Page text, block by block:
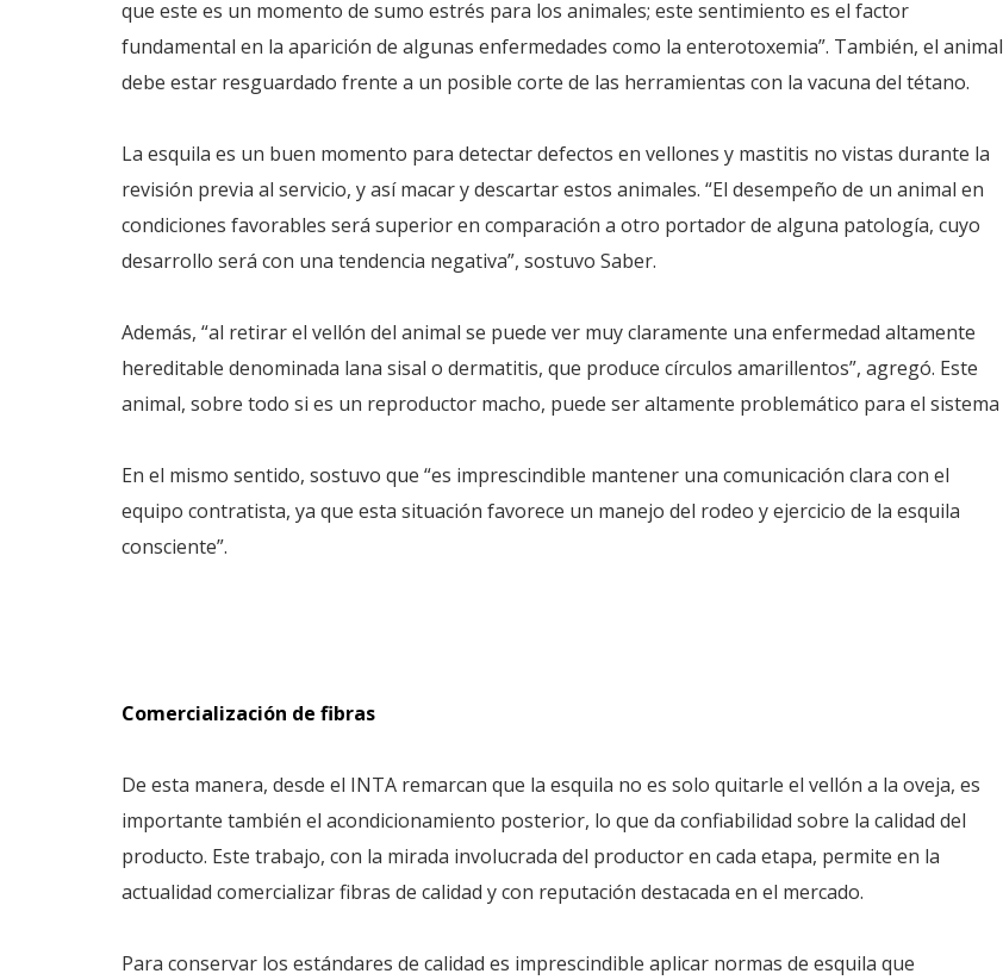
que este es un momento de sumo estrés para los animales; este sentimiento es el factor
fundamental en la aparición de algunas enfermedades como la enterotoxemia”. También, el animal
debe estar resguardado frente a un posible corte de las herramientas con la vacuna del tétano.
La esquila es un buen momento para detectar defectos en vellones y mastitis no vistas durante la
revisión previa al servicio, y así macar y descartar estos animales. “El desempeño de un animal en
condiciones favorables será superior en comparación a otro portador de alguna patología, cuyo
desarrollo será con una tendencia negativa”, sostuvo Saber.
Además, “al retirar el vellón del animal se puede ver muy claramente una enfermedad altamente
hereditable denominada lana sisal o dermatitis, que produce círculos amarillentos”, agregó. Este
animal, sobre todo si es un reproductor macho, puede ser altamente problemático para el sistema
En el mismo sentido, sostuvo que “es imprescindible mantener una comunicación clara con el
equipo contratista, ya que esta situación favorece un manejo del rodeo y ejercicio de la esquila
consciente”.
Comercialización de fibras
De esta manera, desde el INTA remarcan que la esquila no es solo quitarle el vellón a la oveja, es
importante también el acondicionamiento posterior, lo que da confiabilidad sobre la calidad del
producto. Este trabajo, con la mirada involucrada del productor en cada etapa, permite en la
actualidad comercializar fibras de calidad y con reputación destacada en el mercado.
Para conservar los estándares de calidad es imprescindible aplicar normas de esquila que